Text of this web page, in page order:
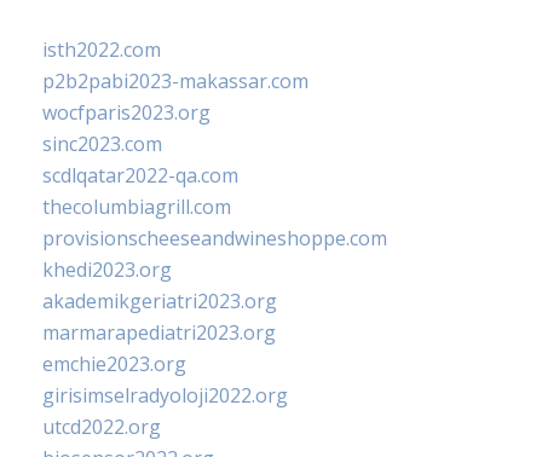
isth2022.com
p2b2pabi2023-makassar.com
wocfparis2023.org
sinc2023.com
scdlqatar2022-qa.com
thecolumbiagrill.com
provisionscheeseandwineshoppe.com
khedi2023.org
akademikgeriatri2023.org
marmarapediatri2023.org
emchie2023.org
girisimselradyoloji2022.org
utcd2022.org